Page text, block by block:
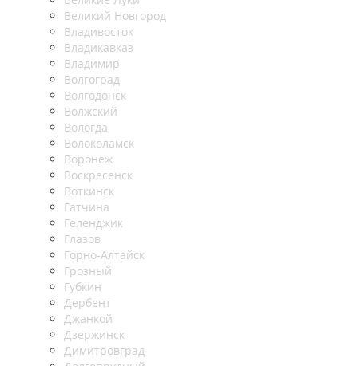
Великий Новгород
Владивосток
Владикавказ
Владимир
Волгоград
Волгодонск
Волжский
Вологда
Волоколамск
Воронеж
Воскресенск
Воткинск
Гатчина
Геленджик
Глазов
Горно-Алтайск
Грозный
Губкин
Дербент
Джанкой
Дзержинск
Димитровград